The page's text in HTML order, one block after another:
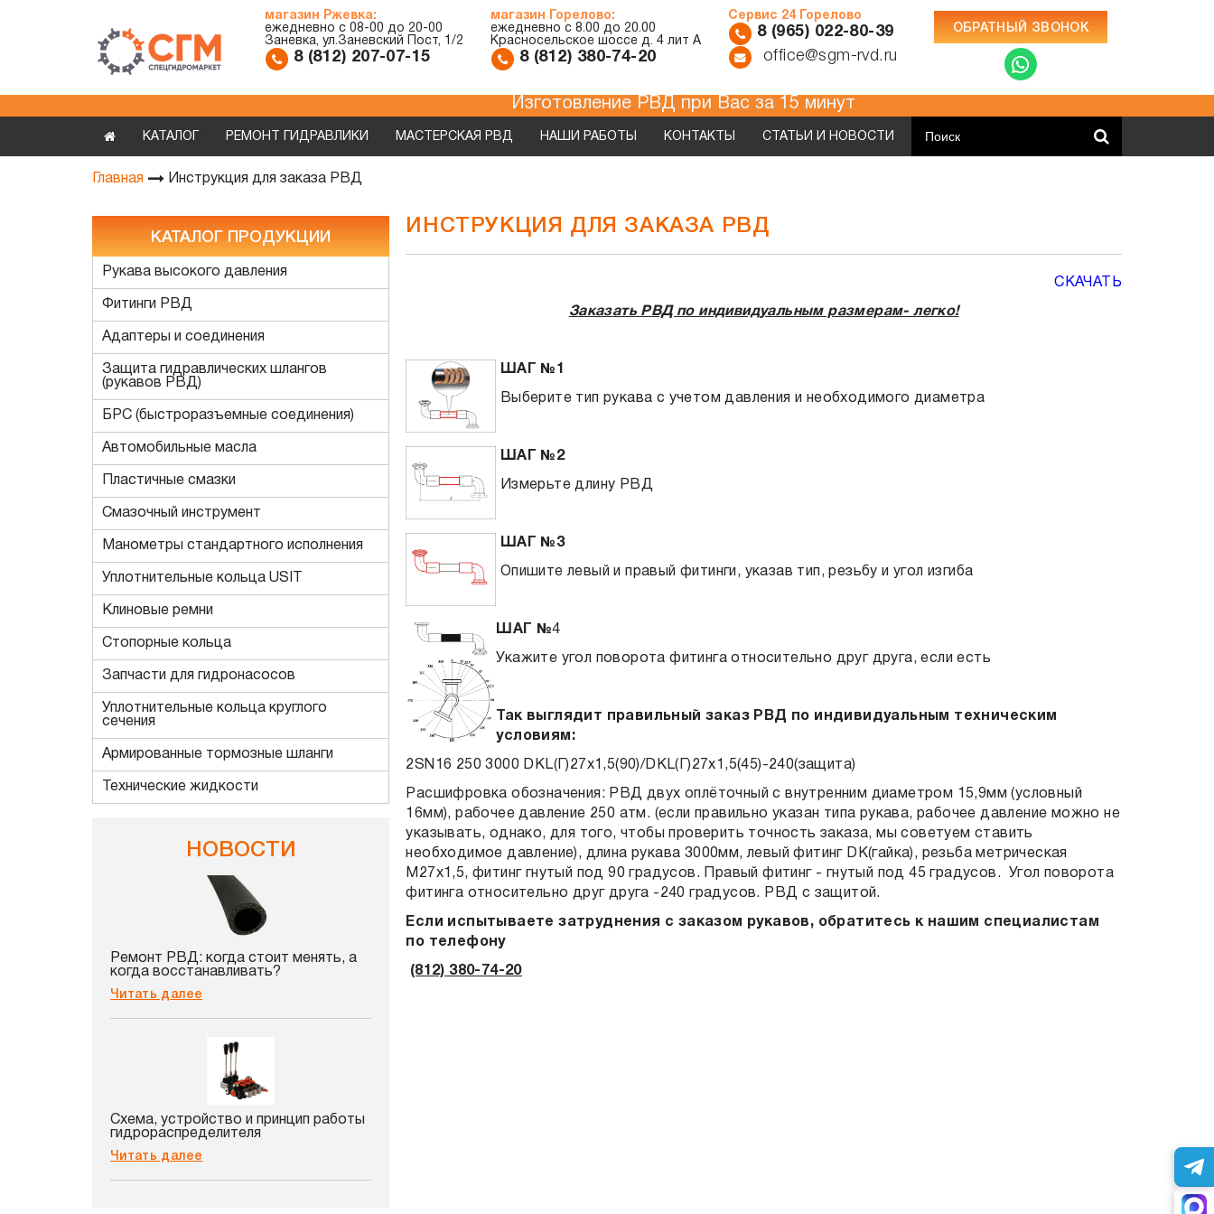
магазин Ржевка:
ежедневно с 08-00 до 20-00
Заневка, ул.Заневский Пост, 1/2
8 (812) 207-07-15
магазин Горелово:
ежедневно с 8.00 до 20.00
Красносельское шоссе д. 4 лит А
8 (812) 380-74-20
Сервис 24 Горелово
8 (965) 022-80-39
office@sgm-rvd.ru
ОБРАТНЫЙ ЗВОНОК
Изготовление РВД при Вас за 15 минут
КАТАЛОГ РЕМОНТ ГИДРАВЛИКИ МАСТЕРСКАЯ РВД НАШИ РАБОТЫ КОНТАКТЫ СТАТЬИ И НОВОСТИ
Главная Инструкция для заказа РВД
КАТАЛОГ ПРОДУКЦИИ
Рукава высокого давления
Фитинги РВД
Адаптеры и соединения
Защита гидравлических шлангов
(рукавов РВД)
БРС (быстроразъемные соединения)
Автомобильные масла
Пластичные смазки
Смазочный инструмент
Манометры стандартного исполнения
Уплотнительные кольца USIT
Клиновые ремни
Стопорные кольца
Запчасти для гидронасосов
Уплотнительные кольца круглого
сечения
Армированные тормозные шланги
Технические жидкости
НОВОСТИ
Ремонт РВД: когда стоит менять, а
когда восстанавливать?
Читать далее
Схема, устройство и принцип работы
гидрораспределителя
Читать далее
ИНСТРУКЦИЯ ДЛЯ ЗАКАЗА РВД
СКАЧАТЬ
Заказать РВД по индивидуальным размерам- легко!
ШАГ №1
Выберите тип рукава с учетом давления и необходимого диаметра
ШАГ №2
Измерьте длину РВД
ШАГ №3
Опишите левый и правый фитинги, указав тип, резьбу и угол изгиба
ШАГ №4
Укажите угол поворота фитинга относительно друг друга, если есть
Так выглядит правильный заказ РВД по индивидуальным техническим
условиям:
2SN16 250 3000 DKL(Г)27х1,5(90)/DKL(Г)27х1,5(45)-240(защита)
Расшифровка обозначения: РВД двух оплёточный с внутренним диаметром 15,9мм (условный
16мм), рабочее давление 250 атм. (если правильно указан типа рукава, рабочее давление можно не
указывать, однако, для того, чтобы проверить точность заказа, мы советуем ставить
необходимое давление), длина рукава 3000мм, левый фитинг DK(гайка), резьба метрическая
М27х1,5, фитинг гнутый под 90 градусов. Правый фитинг - гнутый под 45 градусов. Угол поворота
фитинга относительно друг друга -240 градусов. РВД с защитой.
Если испытываете затруднения с заказом рукавов, обратитесь к нашим специалистам
по телефону
(812) 380-74-20